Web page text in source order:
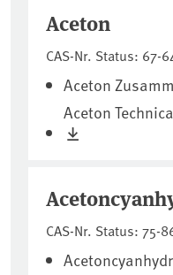
Aceton
CAS-Nr. Status: 67-
Aceton
Aceton
CAS-Nr. Status: 75-